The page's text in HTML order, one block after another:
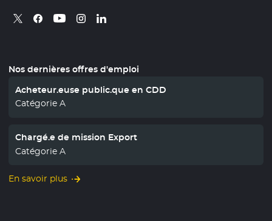
Retrouvez nous sur X
- Nouvelle fenêtre
Retrouvez nous sur Facebook
- Nouvelle fenêtre
Retrouvez nous sur Youtube
- Nouvelle fenêtre
Retrouvez nous sur Instagram
- Nouvelle fenêtre
Retrouvez nous sur Linkedin
- Nouvelle fenêtre
Nos dernières offres d'emploi
Acheteur.euse public.que en CDD
Catégorie A
Chargé.e de mission Export
Catégorie A
En savoir plus